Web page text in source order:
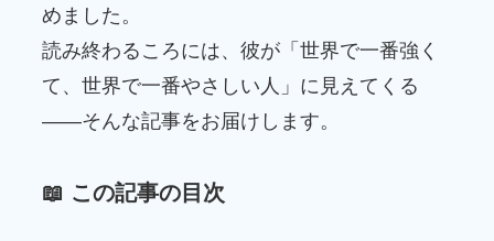
めました。
読み終わるころには、彼が「世界で一番強く
て、世界で一番やさしい人」に見えてくる
――そんな記事をお届けします。
📖 この記事の目次